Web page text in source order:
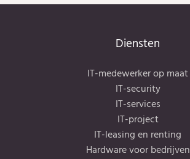
Diensten
IT-medewerker op maat
IT-security
IT-services
IT-project
IT-leasing en renting
Hardware voor bedrijven